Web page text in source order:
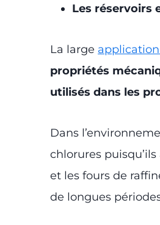
Les réservoirs
La large
propriétés
utilisés dans les
Dans
chlorures
et les fours de
de longues